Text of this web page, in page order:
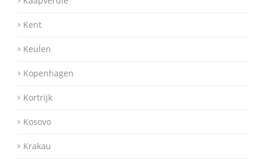
Kent
Keulen
Kopenhagen
Kortrijk
Kosovo
Krakau